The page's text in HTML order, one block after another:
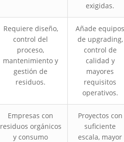
exigidas.
Requiere diseño,
control del
proceso,
mantenimiento y
gestión de
residuos.
Añade equipos
de upgrading,
control de
calidad y
mayores
requisitos
operativos.
Empresas con
residuos orgánicos
y consumo
Proyectos con
suficiente
escala, mayor